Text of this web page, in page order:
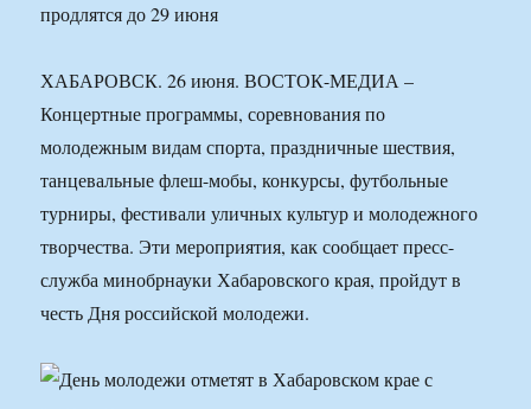
продлятся до 29 июня
ХАБАРОВСК. 26 июня. ВОСТОК-МЕДИА –
Концертные программы, соревнования по
молодежным видам спорта, праздничные шествия,
танцевальные флеш-мобы, конкурсы, футбольные
турниры, фестивали уличных культур и молодежного
творчества. Эти мероприятия, как сообщает пресс-
служба минобрнауки Хабаровского края, пройдут в
честь Дня российской молодежи.